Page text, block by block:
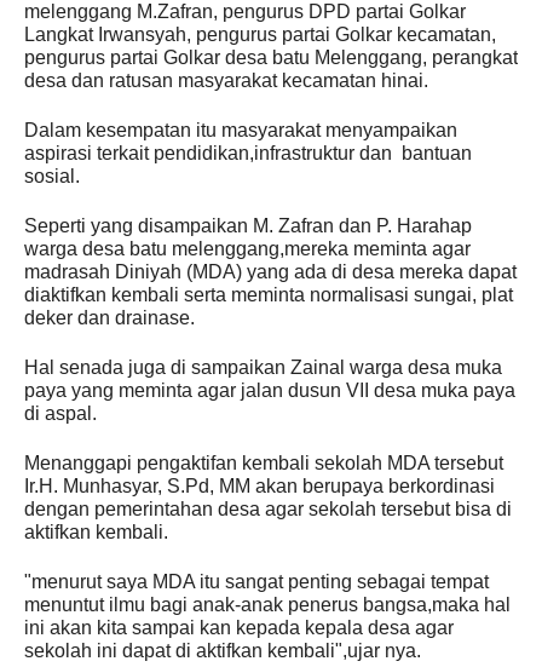
melenggang M.Zafran, pengurus DPD partai Golkar
Langkat Irwansyah, pengurus partai Golkar kecamatan,
pengurus partai Golkar desa batu Melenggang, perangkat
desa dan ratusan masyarakat kecamatan hinai.
Dalam kesempatan itu masyarakat menyampaikan
aspirasi terkait pendidikan,infrastruktur dan bantuan
sosial.
Seperti yang disampaikan M. Zafran dan P. Harahap
warga desa batu melenggang,mereka meminta agar
madrasah Diniyah (MDA) yang ada di desa mereka dapat
diaktifkan kembali serta meminta normalisasi sungai, plat
deker dan drainase.
Hal senada juga di sampaikan Zainal warga desa muka
paya yang meminta agar jalan dusun VII desa muka paya
di aspal.
Menanggapi pengaktifan kembali sekolah MDA tersebut
Ir.H. Munhasyar, S.Pd, MM akan berupaya berkordinasi
dengan pemerintahan desa agar sekolah tersebut bisa di
aktifkan kembali.
"menurut saya MDA itu sangat penting sebagai tempat
menuntut ilmu bagi anak-anak penerus bangsa,maka hal
ini akan kita sampai kan kepada kepala desa agar
sekolah ini dapat di aktifkan kembali",ujar nya.